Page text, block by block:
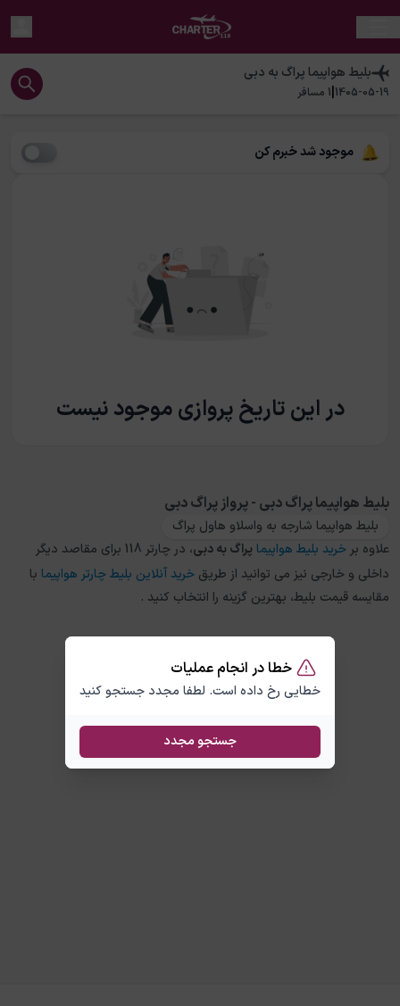
خطا در انجام عملیات
خطایی رخ داده است. لطفا مجدد جستجو کنید
جستجو مجدد
بلیط هواپیماپراگ به دبی
1405-05-19
|
1 مسافر
موجود شد خبرم کن
در این تاریخ پروازی موجود نیست
بلیط هواپیما پراگ دبی - پرواز پراگ دبی
بلیط هواپیما شارجه به واسلاو هاول پراگ
علاوه بر خرید بلیط هواپیما پراگبهدبی
، در چارتر 118 برای مقاصد دیگر
داخلی و خارجی نیز می توانید از طریق خرید آنلاین بلیط چارتر هواپیما با
مقایسه قیمت بلیط، بهترین گزینه را انتخاب کنید .